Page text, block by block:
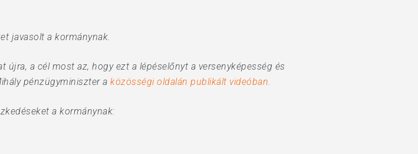
javasolt a kormánynak.
a cél most az, hogy ezt a lépéselőnyt a versenyképesség és
pénzügyminiszter a közösségi oldalán publikált videóban.
a kormánynak: